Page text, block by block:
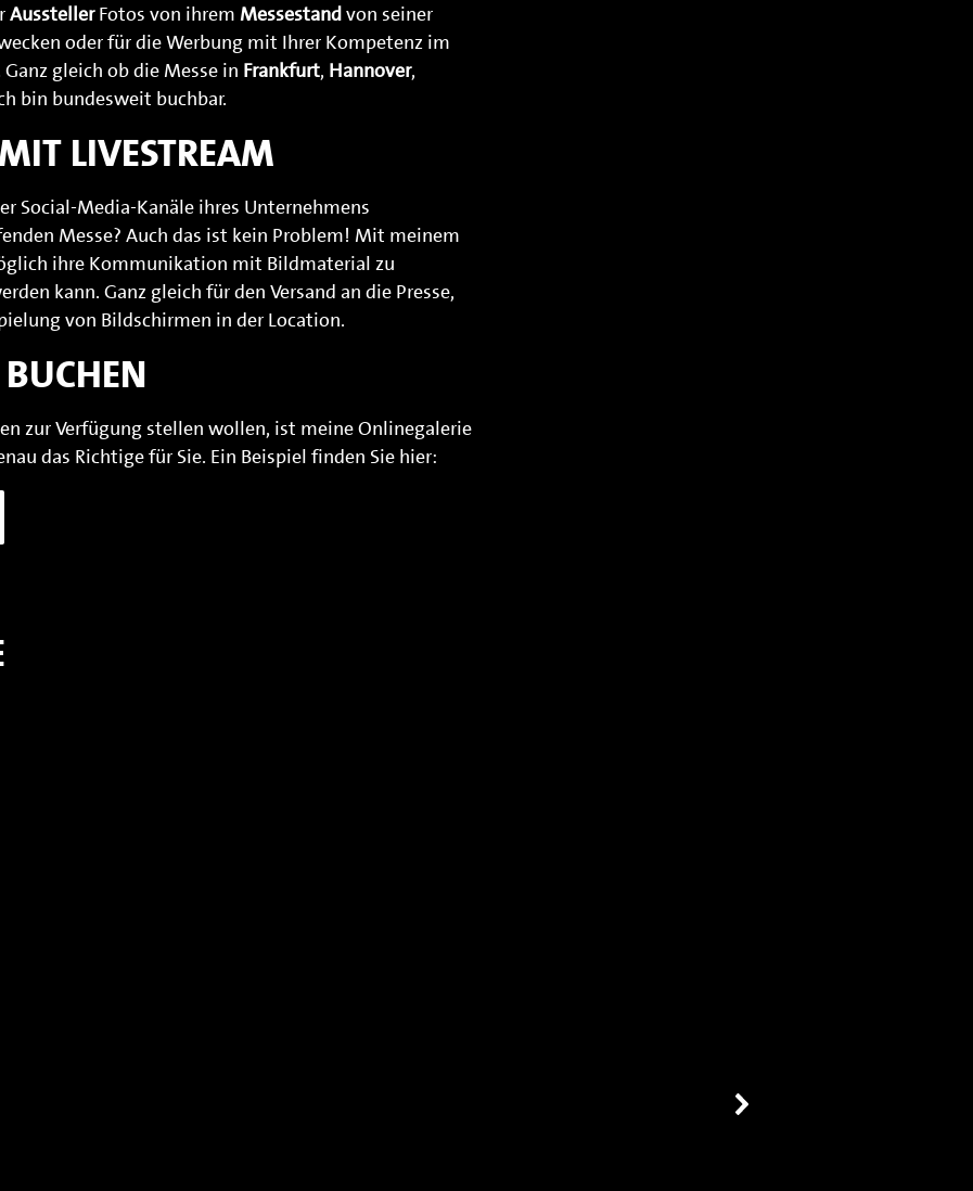
AusstellerFotos von ihrem Messestandvon seiner
oder für die Werbung mit Ihrer Kompetenz im
gleich ob die Messe in Frankfurt, Hannover,
bin bundesweit buchbar.
LIVESTREAM
Social-Media-Kanäle ihres Unternehmens
Messe? Auch das ist kein Problem! Mit meinem
ihre Kommunikation mit Bildmaterial zu
kann. Ganz gleich für den Versand an die Presse,
von Bildschirmen in der Location.
zur Verfügung stellen wollen, ist meine Onlinegalerie
das Richtige für Sie. Ein Beispiel finden Sie hier: